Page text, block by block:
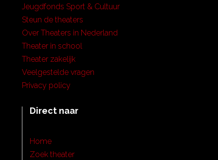
Jeugdfonds Sport & Cultuur
Steun de theaters
Over Theaters in Nederland
Theater in school
Theater zakelijk
Veelgestelde vragen
Privacy policy
Direct naar
Home
Zoek theater